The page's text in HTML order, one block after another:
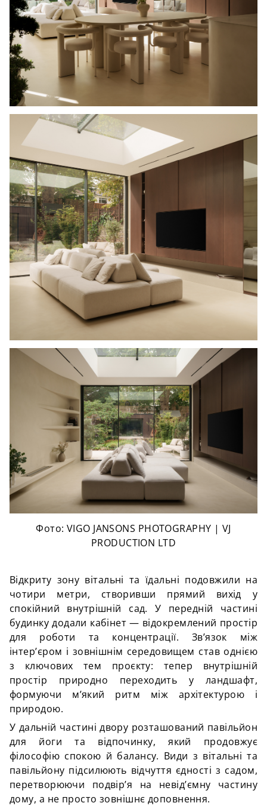
Фото: VIGO JANSONS PHOTOGRAPHY | VJ
PRODUCTION LTD
Відкриту зону вітальні та їдальні подовжили на
чотири метри, створивши прямий вихід у
спокійний внутрішній сад. У передній частині
будинку додали кабінет — відокремлений простір
для роботи та концентрації. Зв’язок між
інтер’єром і зовнішнім середовищем став однією
з ключових тем проєкту: тепер внутрішній
простір природно переходить у ландшафт,
формуючи м’який ритм між архітектурою і
природою.
У дальній частині двору розташований павільйон
для йоги та відпочинку, який продовжує
філософію спокою й балансу. Види з вітальні та
павільйону підсилюють відчуття єдності з садом,
перетворюючи подвір’я на невід’ємну частину
дому, а не просто зовнішнє доповнення.